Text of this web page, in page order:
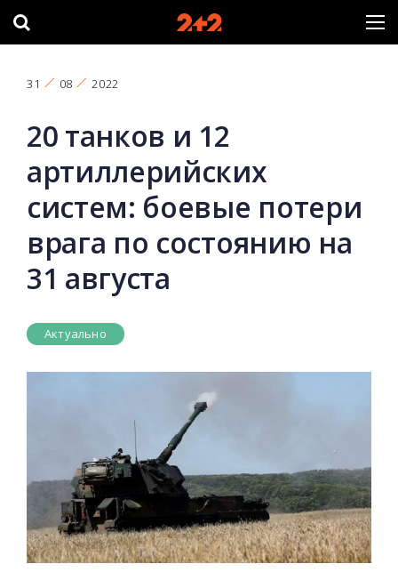
31 08 2022
20 танков и 12
артиллерийских
систем: боевые потери
врага по состоянию на
31 августа
Актуально